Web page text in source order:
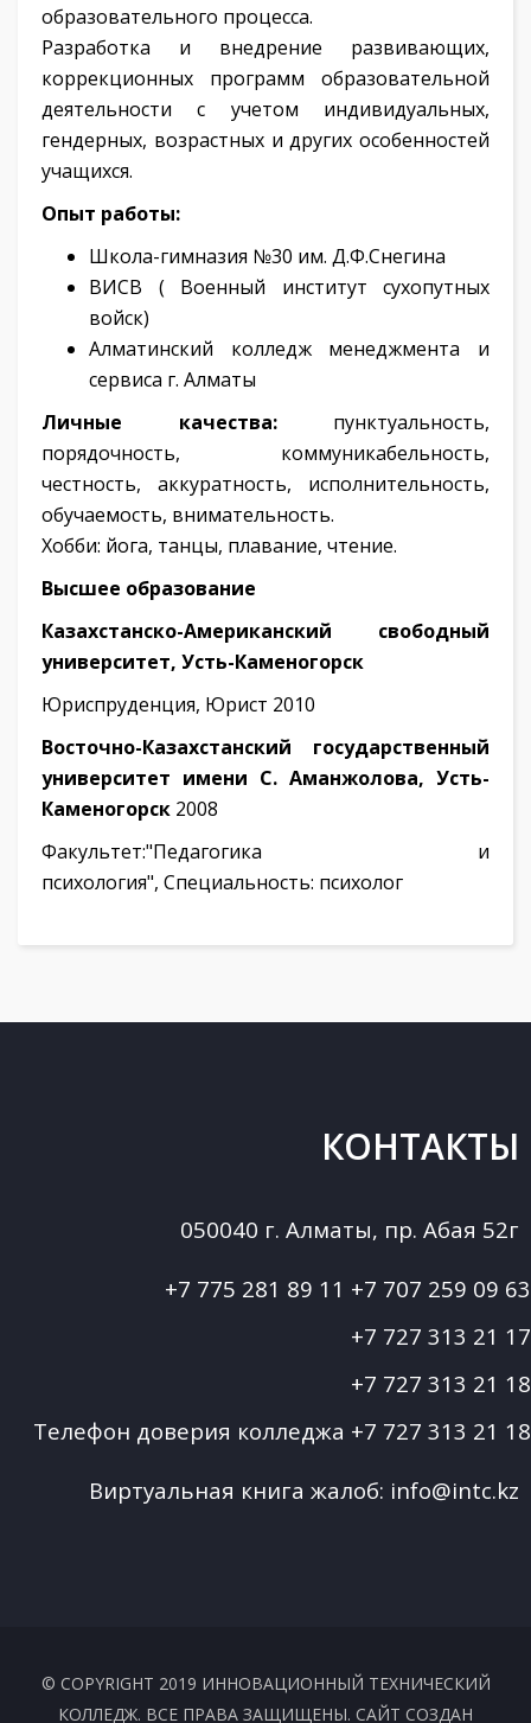
образовательного процесса.
Разработка и внедрение развивающих,
коррекционных программ образовательной
деятельности с учетом индивидуальных,
гендерных, возрастных и других особенностей
учащихся.
Опыт работы:
Школа-гимназия №30 им. Д.Ф.Снегина
ВИСВ ( Военный институт сухопутных
войск)
Алматинский колледж менеджмента и
сервиса г. Алматы
Личные качества:пунктуальность,
порядочность, коммуникабельность,
честность, аккуратность, исполнительность,
обучаемость, внимательность.
Хобби: йога, танцы, плавание, чтение.
Высшее образование
Казахстанско-Американский свободный
университет, Усть-Каменогорск
Юриспруденция, Юрист 2010
Восточно-Казахстанский государственный
университет имени С. Аманжолова, Усть-
Каменогорск 2008
Факультет:"Педагогика и
психология", Специальность: психолог
КОНТАКТЫ
050040 г. Алматы, пр. Абая 52г
+7 775 281 89 11 +7 707 259 09 63
+7 727 313 21 17
+7 727 313 21 18
Телефон доверия колледжа +7 727 313 21 18
Виртуальная книга жалоб: info@intc.kz
© COPYRIGHT 2019 ИННОВАЦИОННЫЙ ТЕХНИЧЕСКИЙ
КОЛЛЕДЖ. ВСЕ ПРАВА ЗАЩИЩЕНЫ. САЙТ СОЗДАН